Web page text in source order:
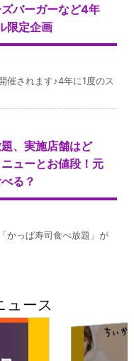
バーガーなど4年
限定企画
催されます♪4年に1度のス
、実施店舗はど
ューとお値段！元
る？
かっぱ寿司食べ放題」が
ュース